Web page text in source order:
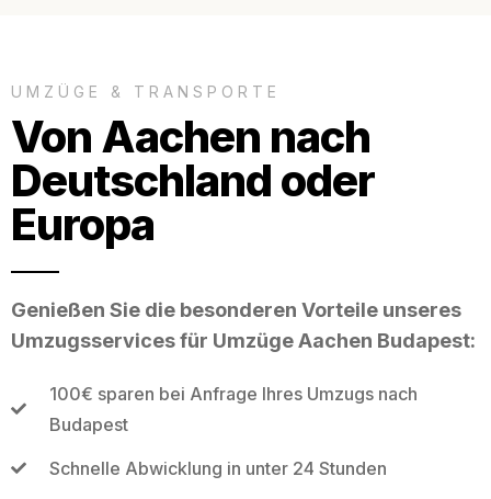
UMZÜGE & TRANSPORTE
Von Aachen nach
Deutschland oder
Europa
Genießen Sie die besonderen Vorteile unseres
Umzugsservices für Umzüge Aachen Budapest:
100€ sparen bei Anfrage Ihres Umzugs nach
Budapest
Schnelle Abwicklung in unter 24 Stunden